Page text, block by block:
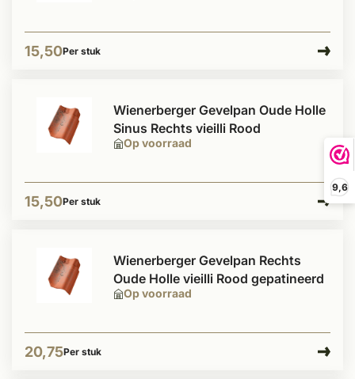
9,6
15,50Per stuk
Op voorraad
Wienerberger Gevelpan Oude Holle
Sinus Rechts vieilli Rood
15,50Per stuk
Op voorraad
Wienerberger Gevelpan Rechts
Oude Holle vieilli Rood gepatineerd
20,75Per stuk